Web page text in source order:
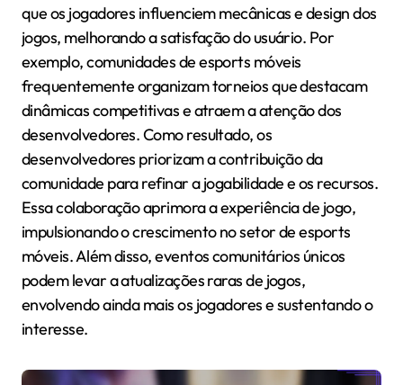
que os jogadores influenciem mecânicas e design dos
jogos, melhorando a satisfação do usuário. Por
exemplo, comunidades de esports móveis
frequentemente organizam torneios que destacam
dinâmicas competitivas e atraem a atenção dos
desenvolvedores. Como resultado, os
desenvolvedores priorizam a contribuição da
comunidade para refinar a jogabilidade e os recursos.
Essa colaboração aprimora a experiência de jogo,
impulsionando o crescimento no setor de esports
móveis. Além disso, eventos comunitários únicos
podem levar a atualizações raras de jogos,
envolvendo ainda mais os jogadores e sustentando o
interesse.